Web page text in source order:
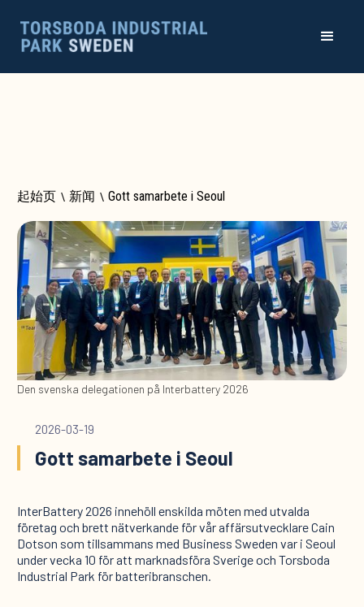
起始页 \ 新闻 \ Gott samarbete i Seoul
Den svenska delegationen på Interbattery 2026
2026-03-19
Gott samarbete i Seoul
InterBattery 2026 innehöll enskilda möten med utvalda
företag och brett nätverkande för vår affärsutvecklare Cain
Dotson som tillsammans med Business Sweden var i Seoul
under vecka 10 för att marknadsföra Sverige och Torsboda
Industrial Park för batteribranschen.